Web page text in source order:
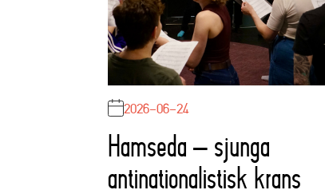
2026-06-24
Hamseda – sjunga
antinationalistisk krans